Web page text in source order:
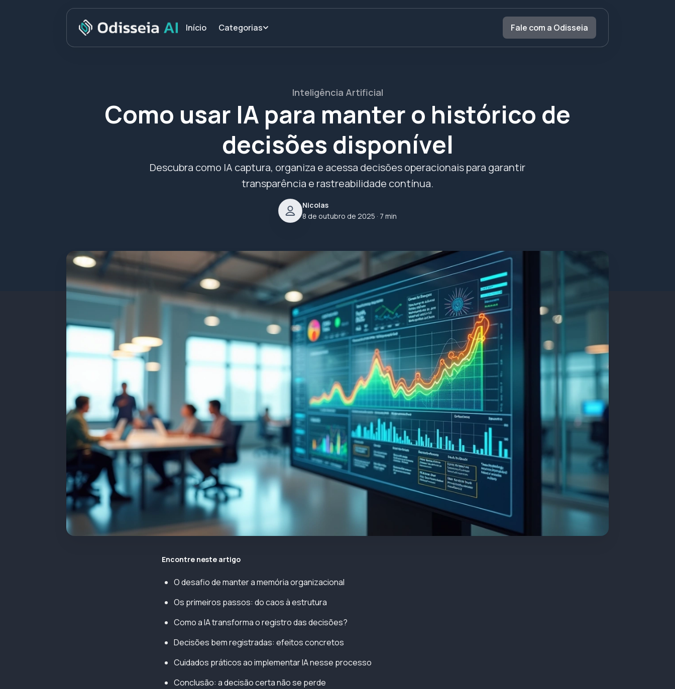
Início Categorias Fale com a Odisseia
Inteligência Artificial
Como usar IA para manter o histórico de
decisões disponível
Descubra como IA captura, organiza e acessa decisões operacionais para garantir
transparência e rastreabilidade contínua.
Nicolas
8 de outubro de 2025 · 7 min
Encontre neste artigo
O desafio de manter a memória organizacional
Os primeiros passos: do caos à estrutura
Como a IA transforma o registro das decisões?
Decisões bem registradas: efeitos concretos
Cuidados práticos ao implementar IA nesse processo
Conclusão: a decisão certa não se perde